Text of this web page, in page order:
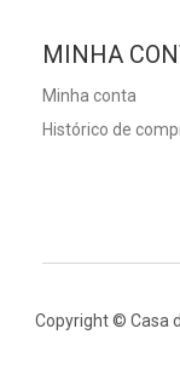
MINHA
Minha conta
Histórico de
Copyright © Casa